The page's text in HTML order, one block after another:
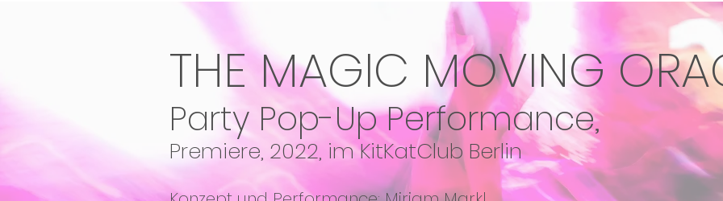
THE MAGIC MOVING
Party Pop-Up Performance,
Premiere, 2022, im KitKatClub Berlin